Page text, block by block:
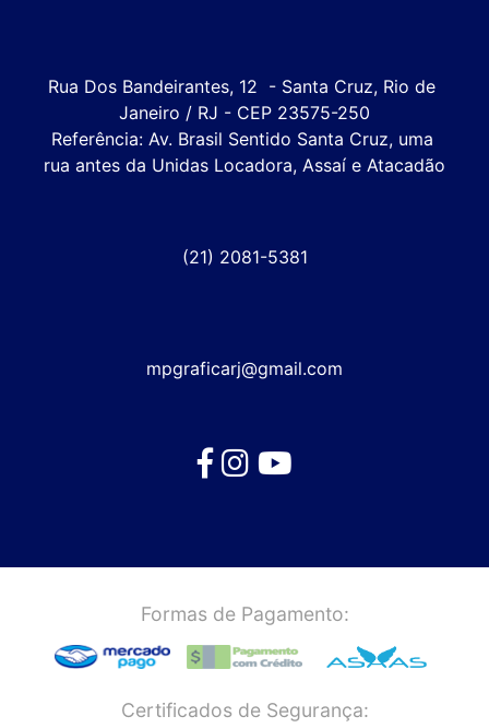
Rua Dos Bandeirantes, 12  - Santa Cruz, Rio de
Janeiro / RJ - CEP 23575-250
Referência: Av. Brasil Sentido Santa Cruz, uma
rua antes da Unidas Locadora, Assaí e Atacadão
(21) 2081-5381
mpgraficarj@gmail.com
Formas de Pagamento:
Certificados de Segurança: